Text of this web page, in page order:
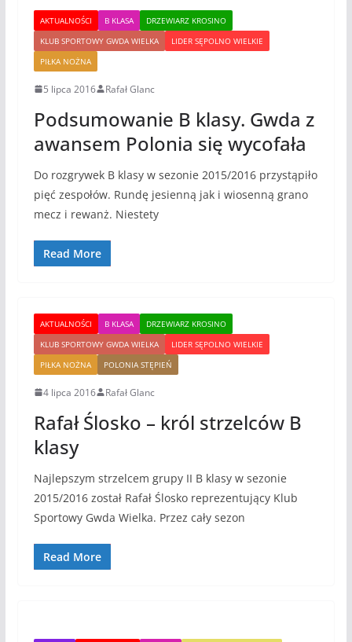
AKTUALNOŚCI B KLASA
DRZEWIARZ KROSINO
KLUB SPORTOWY GWDA WIELKA
LIDER SĘPOLNO WIELKIE
PIŁKA NOŻNA
5 lipca 2016 Rafał Glanc
Podsumowanie B klasy. Gwda z
awansem Polonia się wycofała
Do rozgrywek B klasy w sezonie 2015/2016 przystąpiło
pięć zespołów. Rundę jesienną jak i wiosenną grano
mecz i rewanż. Niestety
Read More
AKTUALNOŚCI B KLASA
DRZEWIARZ KROSINO
KLUB SPORTOWY GWDA WIELKA
LIDER SĘPOLNO WIELKIE
PIŁKA NOŻNA
POLONIA STĘPIEŃ
4 lipca 2016 Rafał Glanc
Rafał Ślosko – król strzelców B
klasy
Najlepszym strzelcem grupy II B klasy w sezonie
2015/2016 został Rafał Ślosko reprezentujący Klub
Sportowy Gwda Wielka. Przez cały sezon
Read More